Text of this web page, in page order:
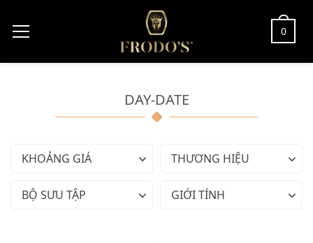
0
DAY-DATE
KHOẢNG GIÁ THƯƠNG HIỆU
BỘ SƯU TẬP GIỚI TÍNH